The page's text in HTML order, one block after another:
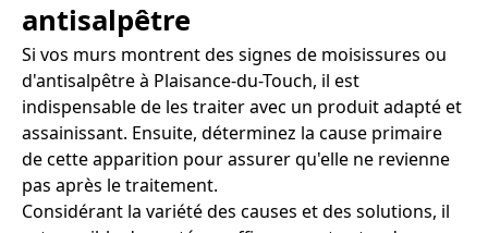
antisalpêtre
Si vos murs montrent des signes de moisissures ou
d'antisalpêtre à Plaisance-du-Touch, il est
indispensable de les traiter avec un produit adapté et
assainissant. Ensuite, déterminez la cause primaire
de cette apparition pour assurer qu'elle ne revienne
pas après le traitement.
Considérant la variété des causes et des solutions, il